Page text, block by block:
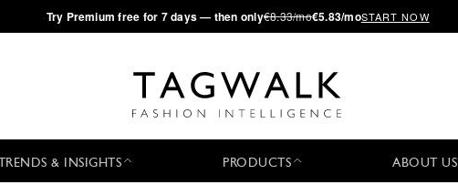
·Try Premium free for 7 days — then only€8.33/mo€5.83/moSTART NOW
TRENDS & INSIGHTS PRODUCTS ABOUT US